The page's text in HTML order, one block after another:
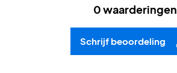
0 waarderingen
Schrijf beoordeling